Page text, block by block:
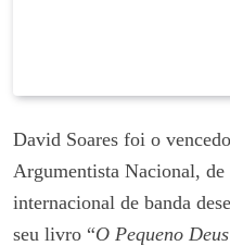
David Soares foi o
Argumentista Nacional,
internacional de banda
seu livro “O Pequeno